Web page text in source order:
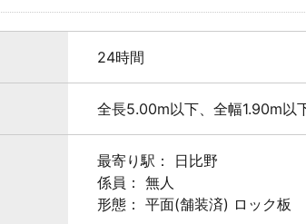
24時間
全長5.00m以下、全幅1.90m以
最寄り駅： 日比野
係員： 無人
形態： 平面(舗装済) ロック板